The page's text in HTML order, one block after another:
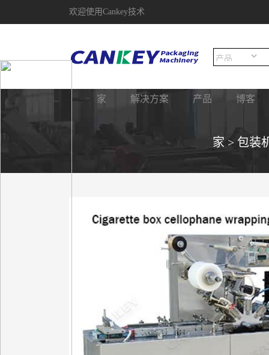
欢迎使用Cankey技术
家 解决方案 产品 博客
家 > 包装